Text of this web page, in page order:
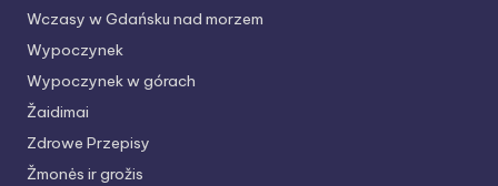
Wczasy w Gdańsku nad morzem
Wypoczynek
Wypoczynek w górach
Žaidimai
Zdrowe Przepisy
Žmonės ir grožis